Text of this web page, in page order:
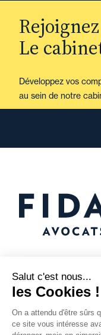
Rejoignez
Le
Développez vos
au sein de notre
Vous
avec nous ?
Nous